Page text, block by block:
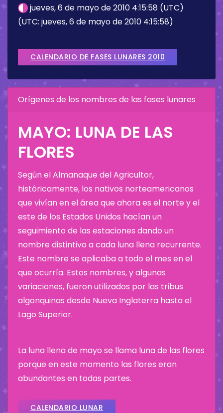
jueves, 6 de mayo de 2010 4:15:58 (UTC)
(UTC: jueves, 6 de mayo de 2010 4:15:58)
CALENDARIO DE FASES LUNARES 2010
Orígenes de los nombres de las fases lunares
MAYO: LUNA DE LAS
FLORES
Según el Almanaque del Agricultor,
históricamente, los nativos norteamericanos
que vivían en el área que ahora es el norte y el
este de los Estados Unidos hacían un
seguimiento de las estaciones dando un
nombre distintivo a cada luna llena recurrente.
Este nombre se aplicaba a todo el mes en el
que ocurría. Estos nombres, y algunas
variaciones, fueron utilizados por las tribus
algonquinas desde Nueva Inglaterra hasta el
Lago Superior.
La luna llena de mayo se llama luna de las flores
porque en este momento las flores eran
abundantes en todas partes.
CALENDARIO LUNAR